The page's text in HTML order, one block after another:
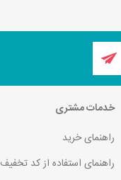
خدمات مشتری
راهنمای خرید
راهنمای استفاده از کد تخفیف